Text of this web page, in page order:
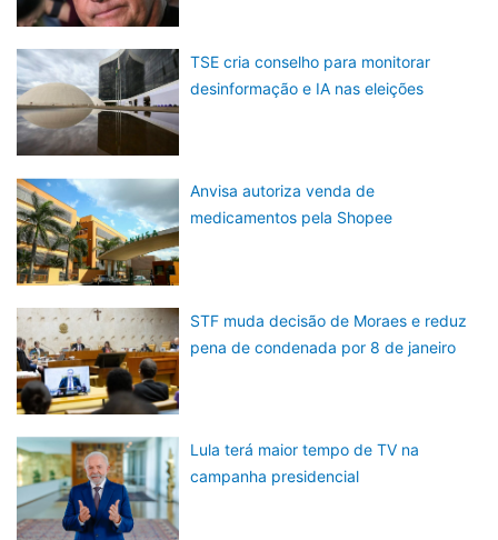
TSE cria conselho para monitorar
desinformação e IA nas eleições
Anvisa autoriza venda de
medicamentos pela Shopee
STF muda decisão de Moraes e reduz
pena de condenada por 8 de janeiro
Lula terá maior tempo de TV na
campanha presidencial